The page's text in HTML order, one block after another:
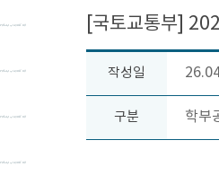
[국토교통부]
작성일
구분 학부